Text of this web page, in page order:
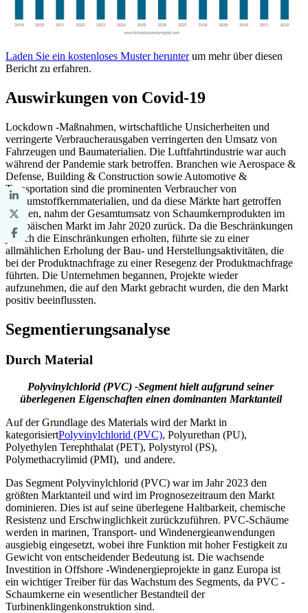
Laden Sie ein kostenloses Muster herunterum mehr über diesen
Bericht zu erfahren.
Auswirkungen von Covid-19
Lockdown -Maßnahmen, wirtschaftliche Unsicherheiten und
verringerte Verbraucherausgaben verringerten den Umsatz von
Fahrzeugen und Baumaterialien. Die Luftfahrtindustrie war auch
während der Pandemie stark betroffen. Branchen wie Aerospace &
Defense, Building & Construction sowie Automotive &
Transportation sind die prominenten Verbraucher von
Schaumstoffkernmaterialien, und da diese Märkte hart getroffen
wurden, nahm der Gesamtumsatz von Schaumkernprodukten im
europäischen Markt im Jahr 2020 zurück. Da die Beschränkungen
jedoch die Einschränkungen erholten, führte sie zu einer
allmählichen Erholung der Bau- und Herstellungsaktivitäten, die
bei der Produktnachfrage zu einer Resegenz der Produktnachfrage
führten. Die Unternehmen begannen, Projekte wieder
aufzunehmen, die auf den Markt gebracht wurden, die den Markt
positiv beeinflussten.
Segmentierungsanalyse
Durch Material
Polyvinylchlorid (PVC) -Segment hielt aufgrund seiner
überlegenen Eigenschaften einen dominanten Marktanteil
Auf der Grundlage des Materials wird der Markt in
kategorisiertPolyvinylchlorid (PVC), Polyurethan (PU),
Polyethylen Terephthalat (PET), Polystyrol (PS),
Polymethacrylimid (PMI), und andere.
Das Segment Polyvinylchlorid (PVC) war im Jahr 2023 den
größten Marktanteil und wird im Prognosezeitraum den Markt
dominieren. Dies ist auf seine überlegene Haltbarkeit, chemische
Resistenz und Erschwinglichkeit zurückzuführen. PVC-Schäume
werden in marinen, Transport- und Windenergieanwendungen
ausgiebig eingesetzt, wobei ihre Funktion mit hoher Festigkeit zu
Gewicht von entscheidender Bedeutung ist. Die wachsende
Investition in Offshore -Windenergieprojekte in ganz Europa ist
ein wichtiger Treiber für das Wachstum des Segments, da PVC -
Schaumkerne ein wesentlicher Bestandteil der
Turbinenklingenkonstruktion sind.